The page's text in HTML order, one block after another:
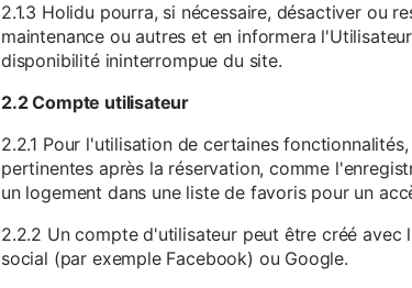
2.1.3 Holidu pourra, si nécessaire, désactiver ou
maintenance ou autres et en informera
disponibilité ininterrompue du site.
2.2 Compte utilisateur
2.2.1 Pour l'utilisation de certaines
pertinentes après la réservation, comme
un logement dans une liste de favoris pour un
2.2.2 Un compte d'utilisateur peut être créé avec
social (par exemple Facebook) ou Google.